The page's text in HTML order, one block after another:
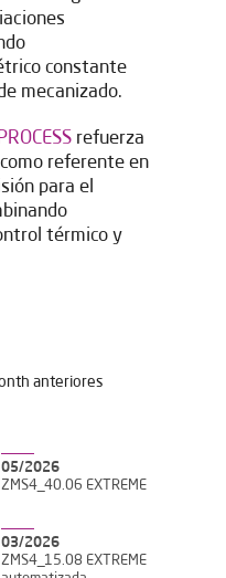
constante
mecanizado.
refuerza
referente en
para el
térmico y
anteriores
05/2026
ZMS4_40.06 EXTREME
03/2026
ZMS4_15.08 EXTREME
laPolítica de privacidad
vía email.